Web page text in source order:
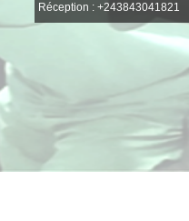
Réception : +243843041821